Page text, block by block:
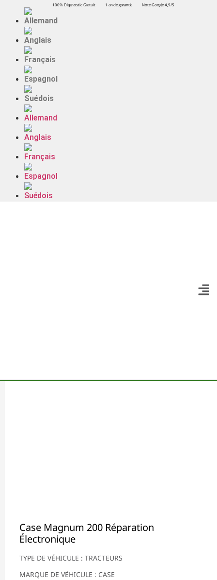
100% Diagnostic Gratuit 1 an de garantie Note Google 4,9/5
Case Magnum 200 Réparation
Électronique
TYPE DE VÉHICULE : TRACTEURS
MARQUE DE VÉHICULE : CASE